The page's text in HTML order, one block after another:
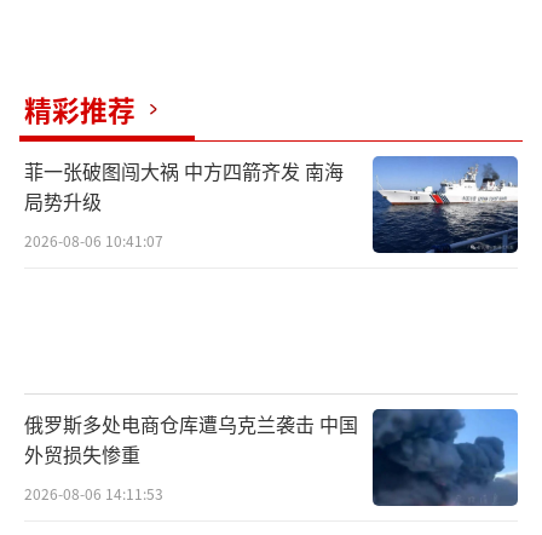
精彩推荐
菲一张破图闯大祸 中方四箭齐发 南海
局势升级
2026-08-06 10:41:07
俄罗斯多处电商仓库遭乌克兰袭击 中国
外贸损失惨重
2026-08-06 14:11:53